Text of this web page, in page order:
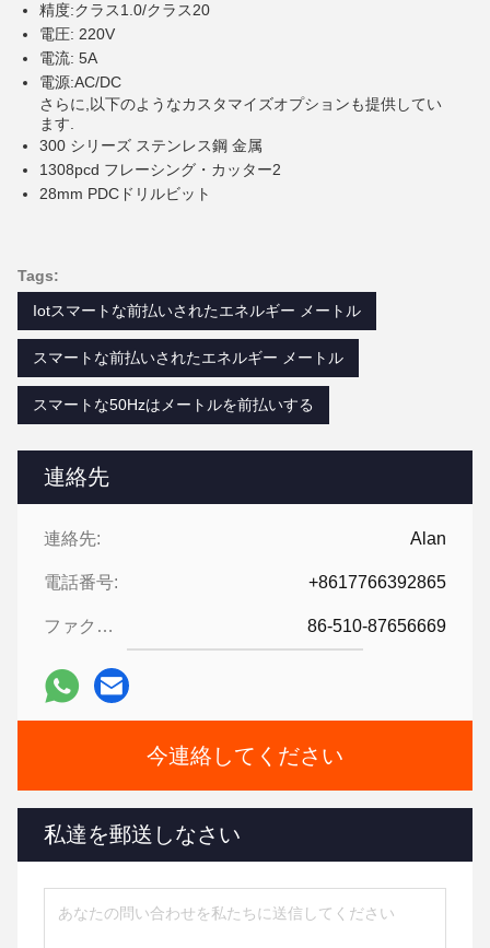
連絡先
連絡先: Alan
電話番号: +8617766392865
ファクシミリ: 86-510-87656669
今連絡してください
私達を郵送しなさい
精度:クラス1.0/クラス20
電圧: 220V
電流: 5A
電源:AC/DC
さらに,以下のようなカスタマイズオプションも提供してい
ます.
300 シリーズ ステンレス鋼 金属
1308pcd フレーシング・カッター2
28mm PDCドリルビット
Tags:
Iotスマートな前払いされたエネルギー メートル
スマートな前払いされたエネルギー メートル
スマートな50Hzはメートルを前払いする